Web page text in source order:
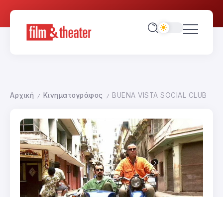
Αρχική / Κινηματογράφος / BUENA VISTA SOCIAL CLUB